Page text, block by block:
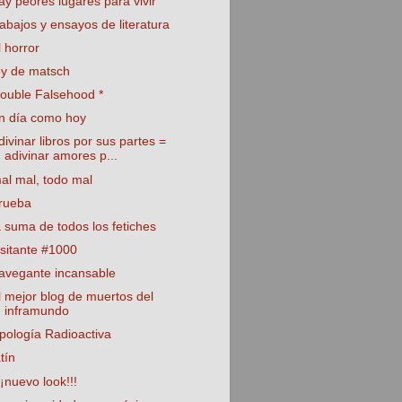
y ensayos de literatura
horror
de matsch
Falsehood *
día como hoy
libros por sus partes =
adivinar amores p...
mal, todo mal
suma de todos los fetiches
#1000
incansable
mejor blog de muertos del
inframundo
Radioactiva
look!!!